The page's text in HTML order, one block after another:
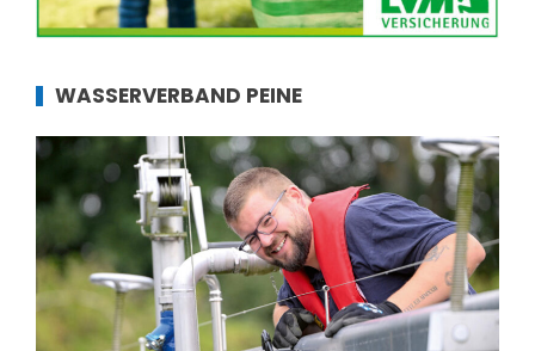
WASSERVERBAND PEINE